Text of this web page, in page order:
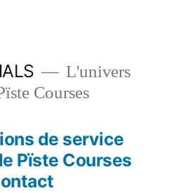
L'univers
Courses
de service
Pïste Courses